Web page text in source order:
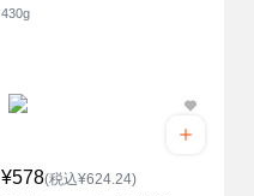
430g
¥578(税込¥624.24)